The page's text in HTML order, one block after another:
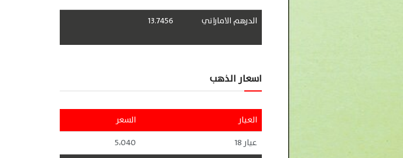
الدرهم الاماراتي 13.7456
اسعار الذهب
العيار
السعر
عيار 18
5،040